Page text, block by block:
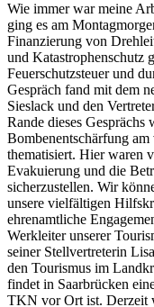
Wie immer war meine
ging es am
Finanzierung von
und Katastrophenschutz
Feuerschutzsteuer und
Gespräch fand mit dem
Sieslack und den
Rande dieses
Bombenentschärfung
thematisiert. Hier waren
Evakuierung und die
sicherzustellen. Wir
unsere vielfältigen
ehrenamtliche
Werkleiter unserer
seiner Stellvertreterin
den Tourismus im
findet in Saarbrücken
TKN vor Ort ist. Derzeit